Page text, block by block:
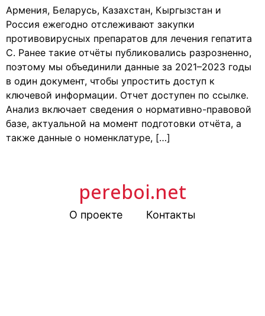
Армения, Беларусь, Казахстан, Кыргызстан и
Россия ежегодно отслеживают закупки
противовирусных препаратов для лечения гепатита
C. Ранее такие отчёты публиковались разрозненно,
поэтому мы объединили данные за 2021–2023 годы
в один документ, чтобы упростить доступ к
ключевой информации. Отчет доступен по ссылке.
Анализ включает сведения о нормативно-правовой
базе, актуальной на момент подготовки отчёта, а
также данные о номенклатуре, […]
pereboi.net
О проекте Контакты